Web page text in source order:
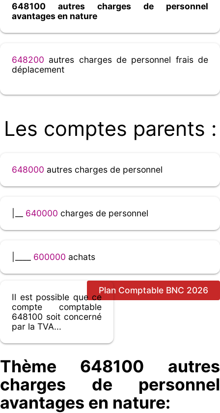
648100 autres charges de personnel
avantages en nature
648200 autres charges de personnel frais de
déplacement
Les comptes parents :
648000 autres charges de personnel
640000 charges de personnel
600000 achats
Plan Comptable BNC 2026
Il est possible que ce
compte comptable
648100 soit concerné
par la TVA...
Thème 648100 autres
charges de personnel
avantages en nature: